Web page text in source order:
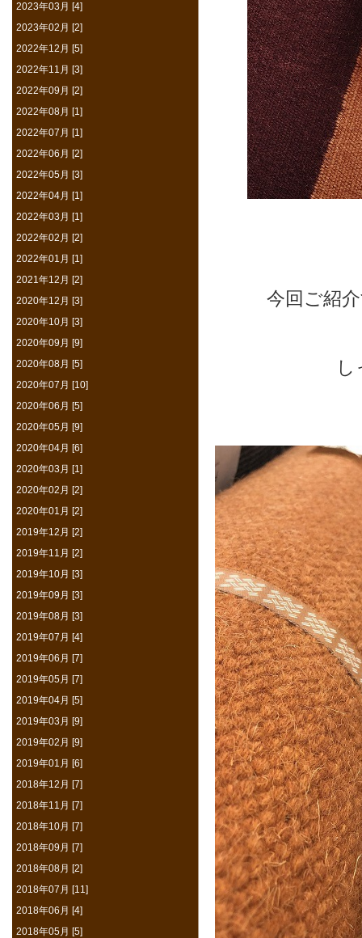
今回ご紹
2023年03月 [4]
2023年02月 [2]
2022年12月 [5]
2022年11月 [3]
2022年09月 [2]
2022年08月 [1]
2022年07月 [1]
2022年06月 [2]
2022年05月 [3]
2022年04月 [1]
2022年03月 [1]
2022年02月 [2]
2022年01月 [1]
2021年12月 [2]
2020年12月 [3]
2020年10月 [3]
2020年09月 [9]
2020年08月 [5]
2020年07月 [10]
2020年06月 [5]
2020年05月 [9]
2020年04月 [6]
2020年03月 [1]
2020年02月 [2]
2020年01月 [2]
2019年12月 [2]
2019年11月 [2]
2019年10月 [3]
2019年09月 [3]
2019年08月 [3]
2019年07月 [4]
2019年06月 [7]
2019年05月 [7]
2019年04月 [5]
2019年03月 [9]
2019年02月 [9]
2019年01月 [6]
2018年12月 [7]
2018年11月 [7]
2018年10月 [7]
2018年09月 [7]
2018年08月 [2]
2018年07月 [11]
2018年06月 [4]
2018年05月 [5]